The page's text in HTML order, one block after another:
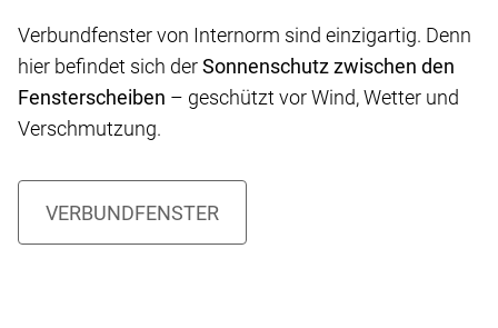
Verbundfenster von Internorm sind einzigartig. Denn
hier befindet sich derSonnenschutz zwischen den
Fensterscheiben – geschützt vor Wind, Wetter und
Verschmutzung.